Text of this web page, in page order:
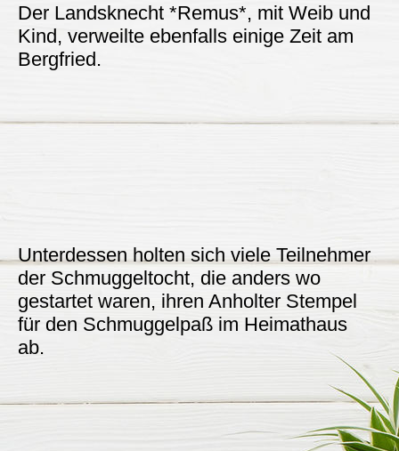
Der Landsknecht *Remus*, mit Weib und
Kind, verweilte ebenfalls einige Zeit am
Bergfried.
Unterdessen holten sich viele Teilnehmer
der Schmuggeltocht, die anders wo
gestartet waren, ihren Anholter Stempel
für den Schmuggelpaß im Heimathaus
ab.